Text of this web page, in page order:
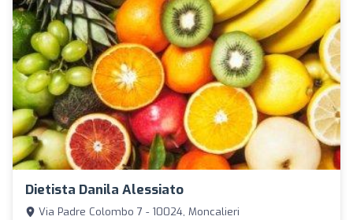
Dietista Danila Alessiato
Via Padre Colombo 7 - 10024, Moncalieri